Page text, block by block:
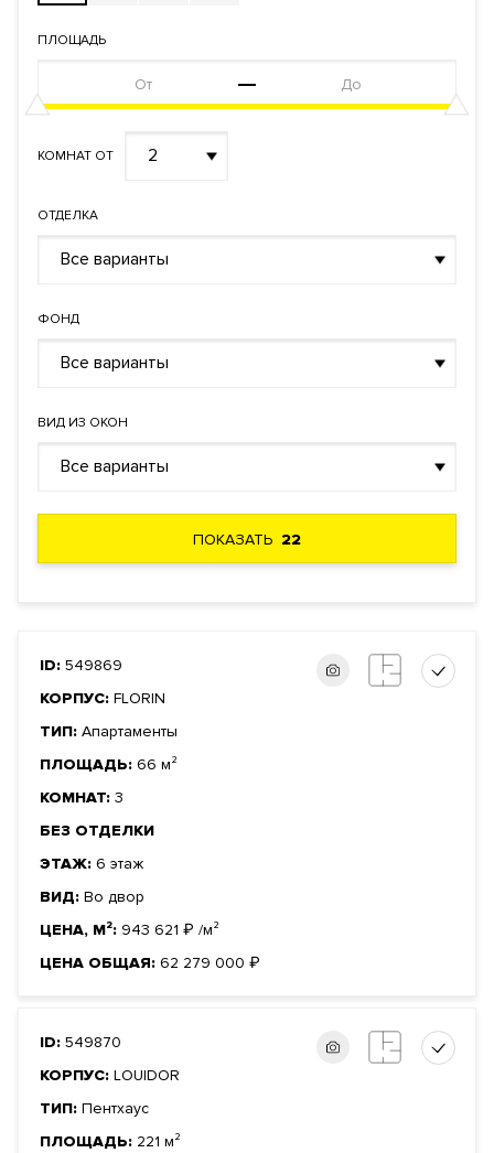
ПЛОЩАДЬ
КОМНАТ ОТ 2
ОТДЕЛКА
Все варианты
ФОНД
Все варианты
ВИД ИЗ ОКОН
Все варианты
ПОКАЗАТЬ 22
ID: 549869
КОРПУС: FLORIN
ТИП: Апартаменты
ПЛОЩАДЬ: 66 м²
КОМНАТ: 3
БЕЗ ОТДЕЛКИ
ЭТАЖ: 6 этаж
ВИД: Во двор
ЦЕНА, М²: 943 621 ₽ /м²
ЦЕНА ОБЩАЯ: 62 279 000 ₽
ID: 549870
КОРПУС: LOUIDOR
ТИП: Пентхаус
ПЛОЩАДЬ: 221 м²